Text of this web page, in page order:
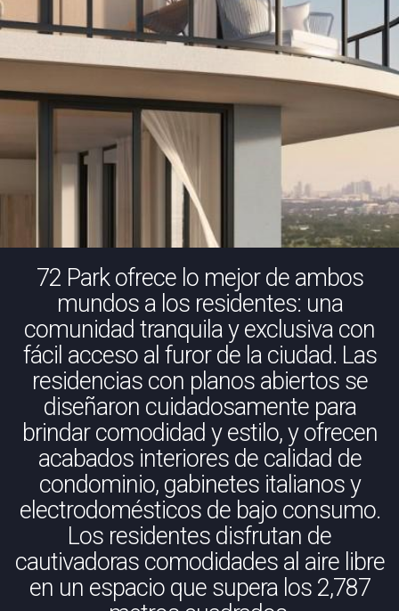
72 Park ofrece lo mejor de ambos
mundos a los residentes: una
comunidad tranquila y exclusiva con
fácil acceso al furor de la ciudad. Las
residencias con planos abiertos se
diseñaron cuidadosamente para
brindar comodidad y estilo, y ofrecen
acabados interiores de calidad de
condominio, gabinetes italianos y
electrodomésticos de bajo consumo.
Los residentes disfrutan de
cautivadoras comodidades al aire libre
en un espacio que supera los 2,787